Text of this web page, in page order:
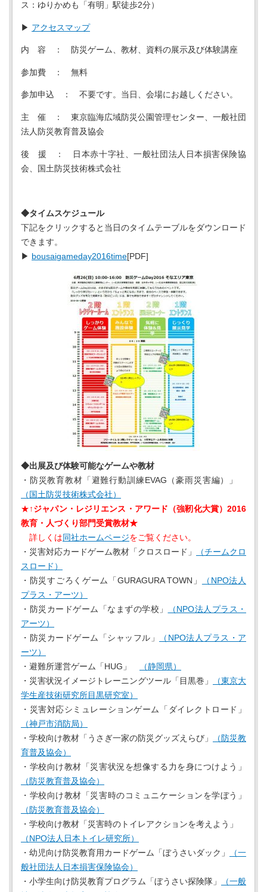
ス：ゆりかめも「有明」駅徒歩2分）
▶ アクセスマップ
内 容 ： 防災ゲーム、教材、資料の展示及び体験講座
参加費 ： 無料
参加申込 ： 不要です。当日、会場にお越しください。
主 催 ： 東京臨海広域防災公園管理センター、一般社団
法人防災教育普及協会
後 援 ： 日本赤十字社、一般社団法人日本損害保険協
会、国土防災技術株式会社
◆タイムスケジュール
下記をクリックすると当日のタイムテーブルをダウンロード
できます。
▶ bousaigameday2016time[PDF]
◆出展及び体験可能なゲームや教材
・防災教育教材「避難行動訓練EVAG（豪雨災害編）」
（国土防災技術株式会社）
★↑ ジャパン・レジリエンス・アワード（強靭化大賞）2016
教育・人づくり部門受賞教材★
詳しくは 同社ホームページをご覧ください。
・災害対応カードゲーム教材「クロスロード」
（チームクロ
スロード）
・防災すごろくゲーム「GURAGURA TOWN」
（NPO法人
プラス・アーツ）
・防災カードゲーム「なまずの学校」
（NPO法人プラス・
アーツ）
・防災カードゲーム「シャッフル」
（NPO法人プラス・ア
ーツ）
・避難所運営ゲーム「HUG」
（静岡県）
・災害状況イメージトレーニングツール「目黒巻」
（東京大
学生産技術研究所目黒研究室）
・災害対応シミュレーションゲーム「ダイレクトロード」
（神戸市消防局）
・学校向け教材「うさぎ一家の防災グッズえらび」
（防災教
育普及協会）
・学校向け教材「災害状況を想像する力を身につけよう」
（防災教育普及協会）
・学校向け教材「災害時のコミュニケーションを学ぼう」
（防災教育普及協会）
・学校向け教材「災害時のトイレアクションを考えよう」
（NPO法人日本トイレ研究所）
・幼児向け防災教育用カードゲーム「ぼうさいダック」
（一
般社団法人日本損害保険協会）
・小学生向け防災教育プログラム「ぼうさい探険隊」
（一般